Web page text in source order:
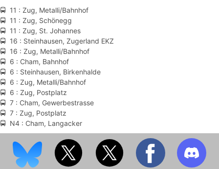
🚍 11 : Zug, Metalli/Bahnhof
🚍 11 : Zug, Schönegg
🚍 11 : Zug, St. Johannes
🚍 16 : Steinhausen, Zugerland EKZ
🚍 16 : Zug, Metalli/Bahnhof
🚍 6 : Cham, Bahnhof
🚍 6 : Steinhausen, Birkenhalde
🚍 6 : Zug, Metalli/Bahnhof
🚍 6 : Zug, Postplatz
🚍 7 : Cham, Gewerbestrasse
🚍 7 : Zug, Postplatz
🚍 N4 : Cham, Langacker